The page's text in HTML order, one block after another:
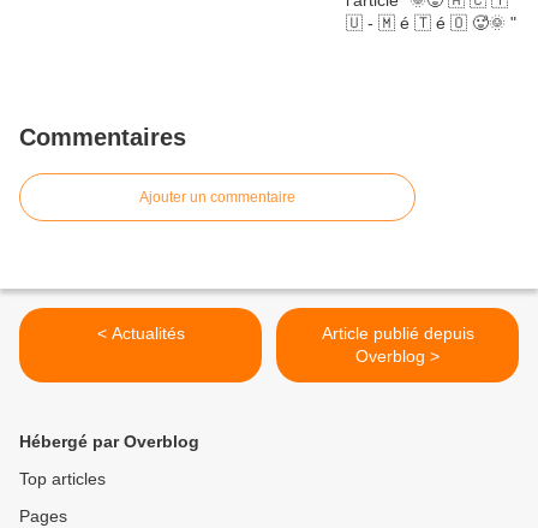
Commentaires
Ajouter un commentaire
< Actualités
Article publié depuis
Overblog >
Hébergé par Overblog
Top articles
Pages